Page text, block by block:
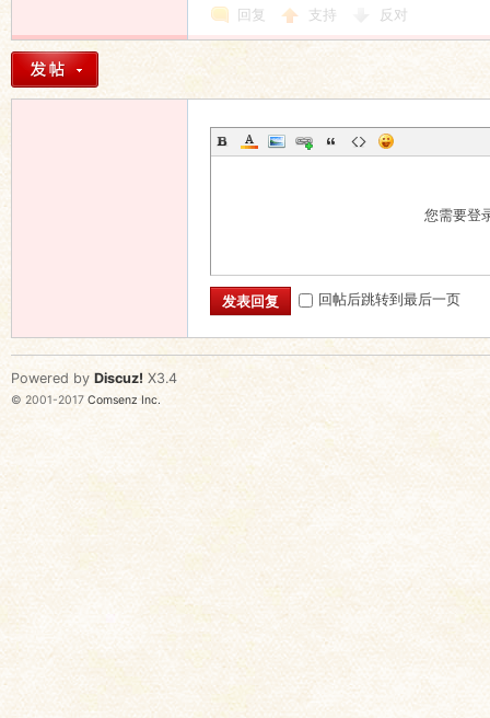
回复 支持 反对
您需要登
发表回复 回帖后跳转到最后一页
Powered by Discuz! X3.4
© 2001-2017 Comsenz Inc.